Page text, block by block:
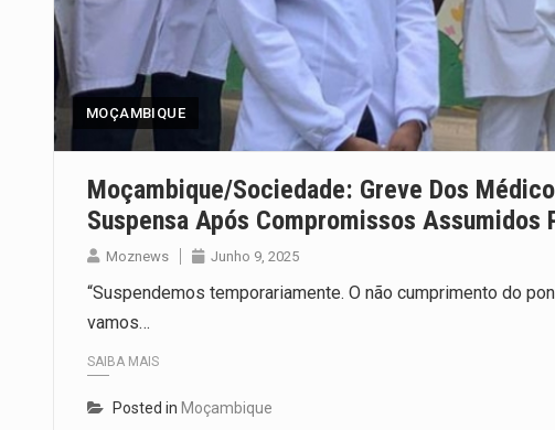
A final coloca frente a frente duas
MOÇAMBIQUE
Moçambique/Sociedade: Greve Dos
Suspensa Após Compromissos Assumidos
Moznews Junho 9, 2025
“Suspendemos temporariamente. O não cumprimento do
vamos…
SAIBA MAIS
Posted in Moçambique